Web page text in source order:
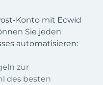
Konto mit Ecwid
Sie jeden
automatisieren:
zur
des besten